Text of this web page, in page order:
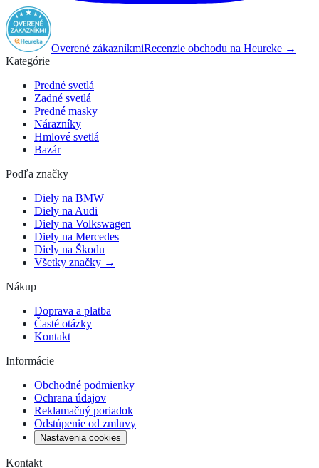
Overené zákazníkmiRecenzie obchodu na Heureke →
Kategórie
Predné svetlá
Zadné svetlá
Predné masky
Nárazníky
Hmlové svetlá
Bazár
Podľa značky
Diely na BMW
Diely na Audi
Diely na Volkswagen
Diely na Mercedes
Diely na Škodu
Všetky značky →
Nákup
Doprava a platba
Časté otázky
Kontakt
Informácie
Obchodné podmienky
Ochrana údajov
Reklamačný poriadok
Odstúpenie od zmluvy
Nastavenia cookies
Kontakt